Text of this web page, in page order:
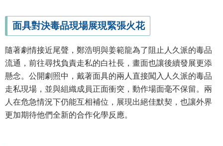
面具對決毒品現場展現緊張火花
隨著劇情接近尾聲，鄭浩明與姜範龍為了阻止人久派的毒品
流通，前往尋找負責走私的白社長，畫面也讓後續發展更添
懸念。公開劇照中，戴著面具的兩人直接闖入人久派的毒品
走私現場，並與組織成員正面衝突，動作場面毫不保留。兩
人在危急情況下仍能互相補位，展現出絕佳默契，也讓外界
更加期待他們全新的合作化學反應。